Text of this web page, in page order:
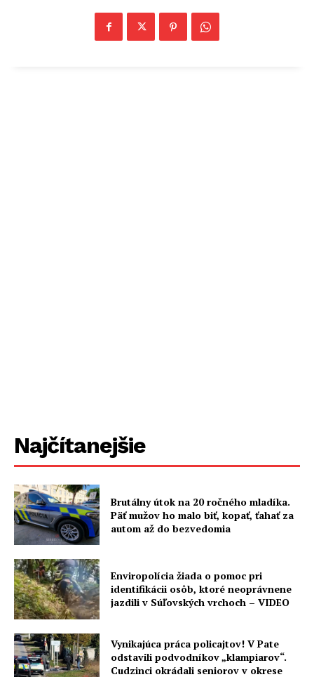
Najčítanejšie
Brutálny útok na 20 ročného mladíka.
Päť mužov ho malo biť, kopať, ťahať za
autom až do bezvedomia
Enviropolícia žiada o pomoc pri
identifikácii osôb, ktoré neoprávnene
jazdili v Súľovských vrchoch – VIDEO
Vynikajúca práca policajtov! V Pate
odstavili podvodníkov „klampiarov“.
Cudzinci okrádali seniorov v okrese